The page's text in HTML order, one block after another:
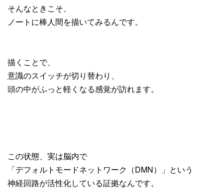
そんなときこそ、
ノートに棒人間を描いてみるんです。
描くことで、
意識のスイッチが切り替わり、
頭の中がふっと軽くなる感覚が訪れます。
この状態、実は脳内で
「デフォルトモードネットワーク（DMN）」という
神経回路が活性化している証拠なんです。